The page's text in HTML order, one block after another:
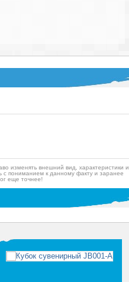
изменять внешний вид, характеристики и
с пониманием к данному факту и заранее
еще точнее!